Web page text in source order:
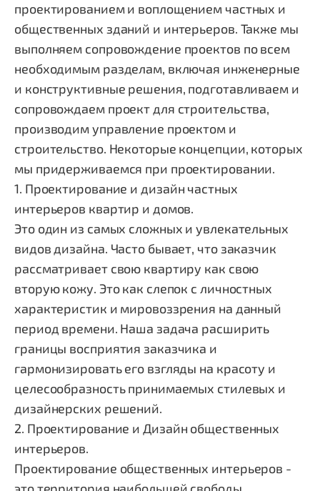
проектированием и воплощением частных и
общественных зданий и интерьеров. Также мы
выполняем сопровождение проектов по всем
необходимым разделам, включая инженерные
и конструктивные решения, подготавливаем и
сопровождаем проект для строительства,
производим управление проектом и
строительство. Некоторые концепции, которых
мы придерживаемся при проектировании.
1. Проектирование и дизайн частных
интерьеров квартир и домов.
Это один из самых сложных и увлекательных
видов дизайна. Часто бывает, что заказчик
рассматривает свою квартиру как свою
вторую кожу. Это как слепок с личностных
характеристик и мировоззрения на данный
период времени. Наша задача расширить
границы восприятия заказчика и
гармонизировать его взгляды на красоту и
целесообразность принимаемых стилевых и
дизайнерских решений.
2. Проектирование и Дизайн общественных
интерьеров.
Проектирование общественных интерьеров -